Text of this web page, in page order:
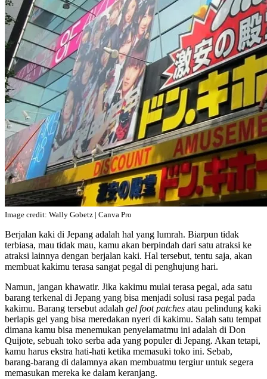
Image credit: Wally Gobetz | Canva Pro
Berjalan kaki di Jepang adalah hal yang lumrah. Biarpun tidak
terbiasa, mau tidak mau, kamu akan berpindah dari satu atraksi ke
atraksi lainnya dengan berjalan kaki. Hal tersebut, tentu saja, akan
membuat kakimu terasa sangat pegal di penghujung hari.
Namun, jangan khawatir. Jika kakimu mulai terasa pegal, ada satu
barang terkenal di Jepang yang bisa menjadi solusi rasa pegal pada
kakimu. Barang tersebut adalah gel foot patches atau pelindung kaki
berlapis gel yang bisa meredakan nyeri di kakimu. Salah satu tempat
dimana kamu bisa menemukan penyelamatmu ini adalah di Don
Quijote, sebuah toko serba ada yang populer di Jepang. Akan tetapi,
kamu harus ekstra hati-hati ketika memasuki toko ini. Sebab,
barang-barang di dalamnya akan membuatmu tergiur untuk segera
memasukan mereka ke dalam keranjang.